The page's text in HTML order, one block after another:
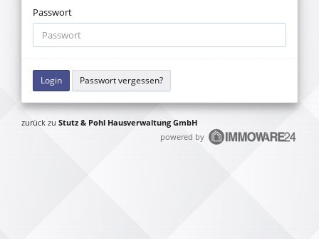
Passwort
Passwort vergessen?
zurück zu Stutz & Pohl Hausverwaltung GmbH
powered by